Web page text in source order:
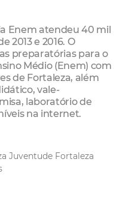
Enem atendeu 40 mil
2013 e 2016. O
preparatórias para o
Médio (Enem) com
de Fortaleza, além
vale-
laboratório de
na internet.
Juventude Fortaleza